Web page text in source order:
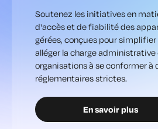
Soutenez les initiatives en
d'accès et de fiabilité des
gérées, conçues pour simplifier
alléger la charge administrative
organisations à se conformer à
réglementaires strictes.
En savoir plus